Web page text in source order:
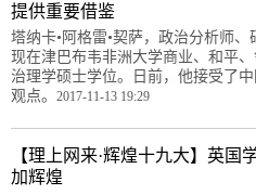
提供重要借鉴
塔纳卡•阿格雷•契萨，政治分析师、
现在津巴布韦非洲大学商业、和平
治理学硕士学位。日前，他接受了
观点。 2017-11-13 19:29
【理上网来·辉煌十九大】英国
加辉煌